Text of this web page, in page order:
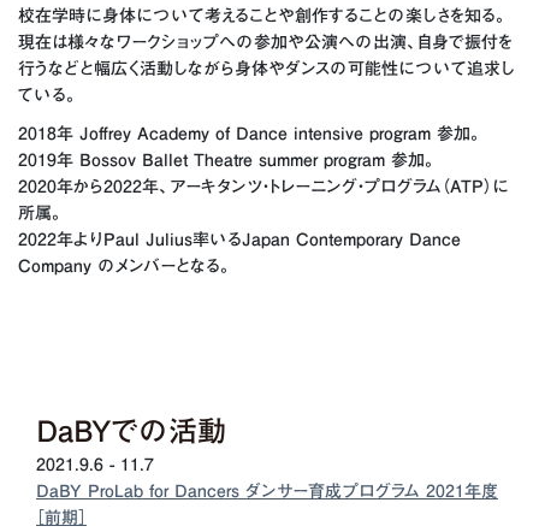
校在学時に身体について考えることや創作することの楽しさを知る。
現在は様々なワークショップへの参加や公演への出演、自身で振付を
行うなどと幅広く活動しながら身体やダンスの可能性について追求し
ている。
2018年 Joffrey Academy of Dance intensive program 参加。
2019年 Bossov Ballet Theatre summer program 参加。
2020年から2022年、アーキタンツ・トレーニング・プログラム（ATP）に
所属。
2022年よりPaul Julius率いるJapan Contemporary Dance
Company のメンバーとなる。
DaBYでの活動
2021.9.6 - 11.7
DaBY ProLab for Dancers ダンサー育成プログラム 2021年度
［前期］